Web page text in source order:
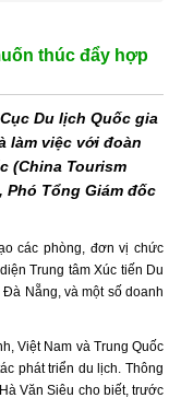
thúc đẩy hợp
Du lịch Quốc gia
làm việc với đoàn
(China Tourism
Tổng Giám đốc
các phòng, đơn vị chức
Trung tâm Xúc tiến Du
Nẵng, và một số doanh
Việt Nam và Trung Quốc
phát triển du lịch. Thông
Văn Siêu cho biết, trước